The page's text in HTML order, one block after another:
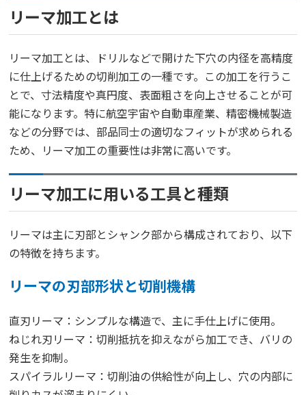
リーマ加工とは
リーマ加工とは、ドリルなどで開けた下穴の内径を高精度
に仕上げるための切削加工の一種です。この加工を行うこ
とで、寸法精度や真円度、表面粗さを向上させることが可
能になります。特に航空宇宙や自動車産業、精密機械製造
などの分野では、部品同士の適切なフィットが求められる
ため、リーマ加工の重要性は非常に高いです。
リーマ加工に用いる工具と種類
リーマは主に刃部とシャンク部から構成されており、以下
の特徴を持ちます。
リーマの刃部形状と切削機構
直刃リーマ：シンプルな構造で、主に手仕上げに使用。
ねじれ刃リーマ：切削抵抗を抑えながら加工でき、バリの
発生を抑制。
スパイラルリーマ：切削油の供給性が向上し、穴の内部に